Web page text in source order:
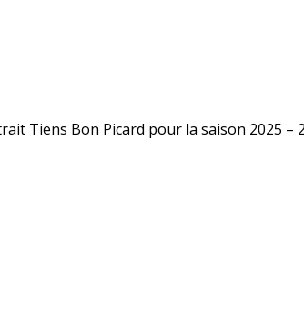
Tiens Bon Picard pour la saison 2025 –